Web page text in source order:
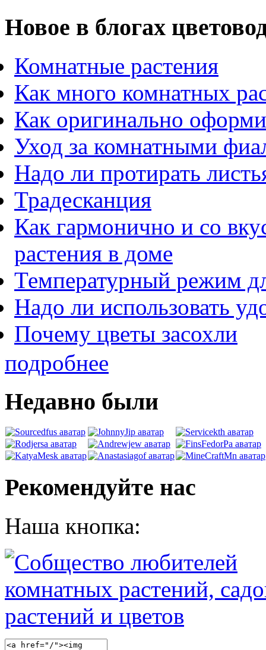
Новое в блогах
Комнатные растения
Как много комнатных
Как оригинально
Уход за комнатными
Надо ли протирать
Традесканция
Как гармонично и со
растения в доме
Температурный режим
Надо ли использовать
Почему цветы засохли
подробнее
Недавно были
Рекомендуйте нас
Наша кнопка: